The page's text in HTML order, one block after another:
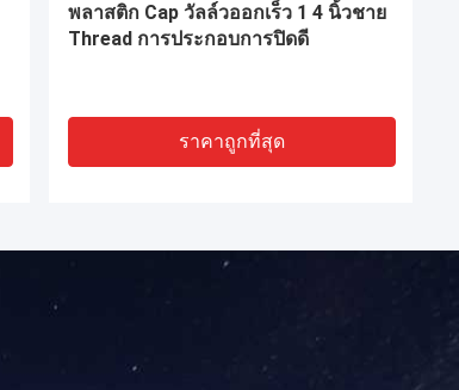
สายเชื่อม Tube Compression
Fittings หญิง X ชาย ทองแดง 1.6MPa
ราคาถูกที่สุด